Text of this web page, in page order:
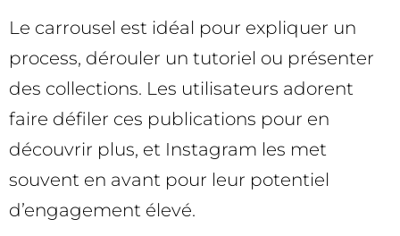
Le carrousel est idéal pour expliquer un
process, dérouler un tutoriel ou présenter
des collections. Les utilisateurs adorent
faire défiler ces publications pour en
découvrir plus, et Instagram les met
souvent en avant pour leur potentiel
d’engagement élevé.